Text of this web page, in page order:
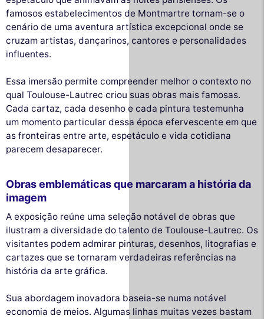
famosos estabelecimentos de Montmartre tornam-se o
cenário de uma aventura artística excepcional onde se
cruzam artistas, dançarinos, cantores e personalidades
influentes.
Essa imersão permite compreender melhor o contexto no
qual Toulouse-Lautrec criou suas obras mais famosas.
Cada cartaz, cada desenho e cada pintura testemunha
um momento particular dessa época efervescente em que
as fronteiras entre arte, espetáculo e vida cotidiana
parecem desaparecer.
Obras emblemáticas que marcaram a história da
imagem
A exposição reúne uma seleção notável de obras que
ilustram a diversidade do talento de Toulouse-Lautrec. Os
visitantes podem admirar pinturas, desenhos, litografias e
cartazes que se tornaram verdadeiras referências na
história da arte gráfica.
Sua abordagem inovadora baseia-se numa notável
economia de meios. Algumas linhas muitas vezes bastam